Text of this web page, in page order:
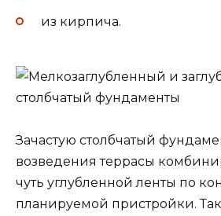
из кирпича.
Зачастую столбчатый
возведения террасы
чуть углубленной ленты по
планируемой пристройки. Так